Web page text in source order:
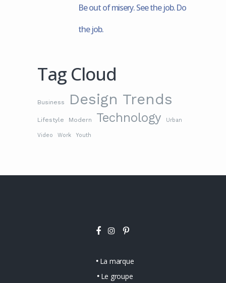
Be out of misery. See the job. Do
the job.
Tag Cloud
Business Design Trends
Lifestyle Modern Technology Urban
Video Work Youth
La marque
Le groupe